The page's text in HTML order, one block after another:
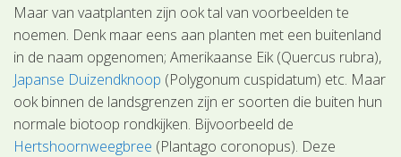
Maar van vaatplanten zijn ook tal van voorbeelden te
noemen. Denk maar eens aan planten met een buitenland
in de naam opgenomen; Amerikaanse Eik (Quercus rubra),
Japanse Duizendknoop (Polygonum cuspidatum) etc. Maar
ook binnen de landsgrenzen zijn er soorten die buiten hun
normale biotoop rondkijken. Bijvoorbeeld de
Hertshoornweegbree (Plantago coronopus). Deze